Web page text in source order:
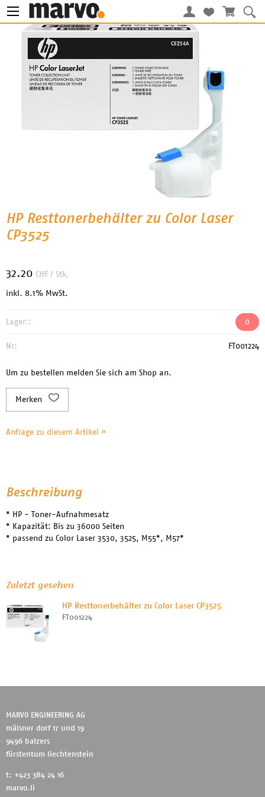
HP Resttonerbehälter zu Color Laser
CP3525
32.20 CHF / Stk.
inkl. 8.1% MwSt.
Lager:: 0
Nr: FT001224
Um zu bestellen melden Sie sich am Shop an.
Merken
Anfrage zu diesem Artikel »
Beschreibung
* HP - Toner-Aufnahmesatz
* Kapazität: Bis zu 36000 Seiten
* passend zu Color Laser 3530, 3525, M55*, M57*
Zuletzt gesehen
HP Resttonerbehälter zu Color Laser CP3525
FT001224
MARVO ENGINEERING AG
mälsner dorf 17 und 19
9496 balzers
fürstentum liechtenstein
t: +423 384 24 16
marvo.li